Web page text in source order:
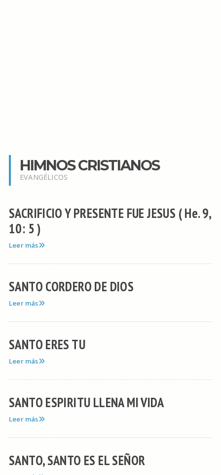
HIMNOS CRISTIANOS
EVANGÉLICOS
SACRIFICIO Y PRESENTE FUE JESUS ( He. 9,
10: 5 )
Leer más
SANTO CORDERO DE DIOS
Leer más
SANTO ERES TU
Leer más
SANTO ESPIRITU LLENA MI VIDA
Leer más
SANTO, SANTO ES EL SEÑOR